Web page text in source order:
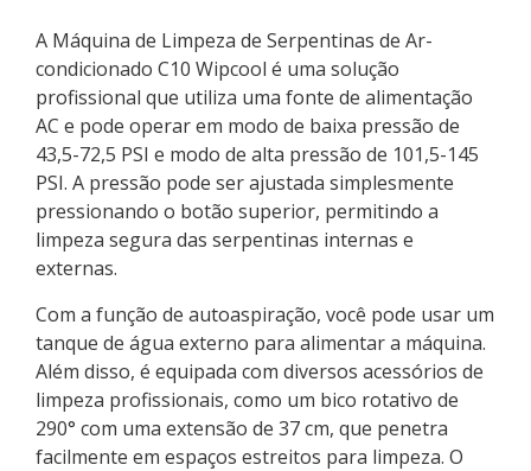
A Máquina de Limpeza de Serpentinas de Ar-
condicionado C10 Wipcool é uma solução
profissional que utiliza uma fonte de alimentação
AC e pode operar em modo de baixa pressão de
43,5-72,5 PSI e modo de alta pressão de 101,5-145
PSI. A pressão pode ser ajustada simplesmente
pressionando o botão superior, permitindo a
limpeza segura das serpentinas internas e
externas.
Com a função de autoaspiração, você pode usar um
tanque de água externo para alimentar a máquina.
Além disso, é equipada com diversos acessórios de
limpeza profissionais, como um bico rotativo de
290° com uma extensão de 37 cm, que penetra
facilmente em espaços estreitos para limpeza. O